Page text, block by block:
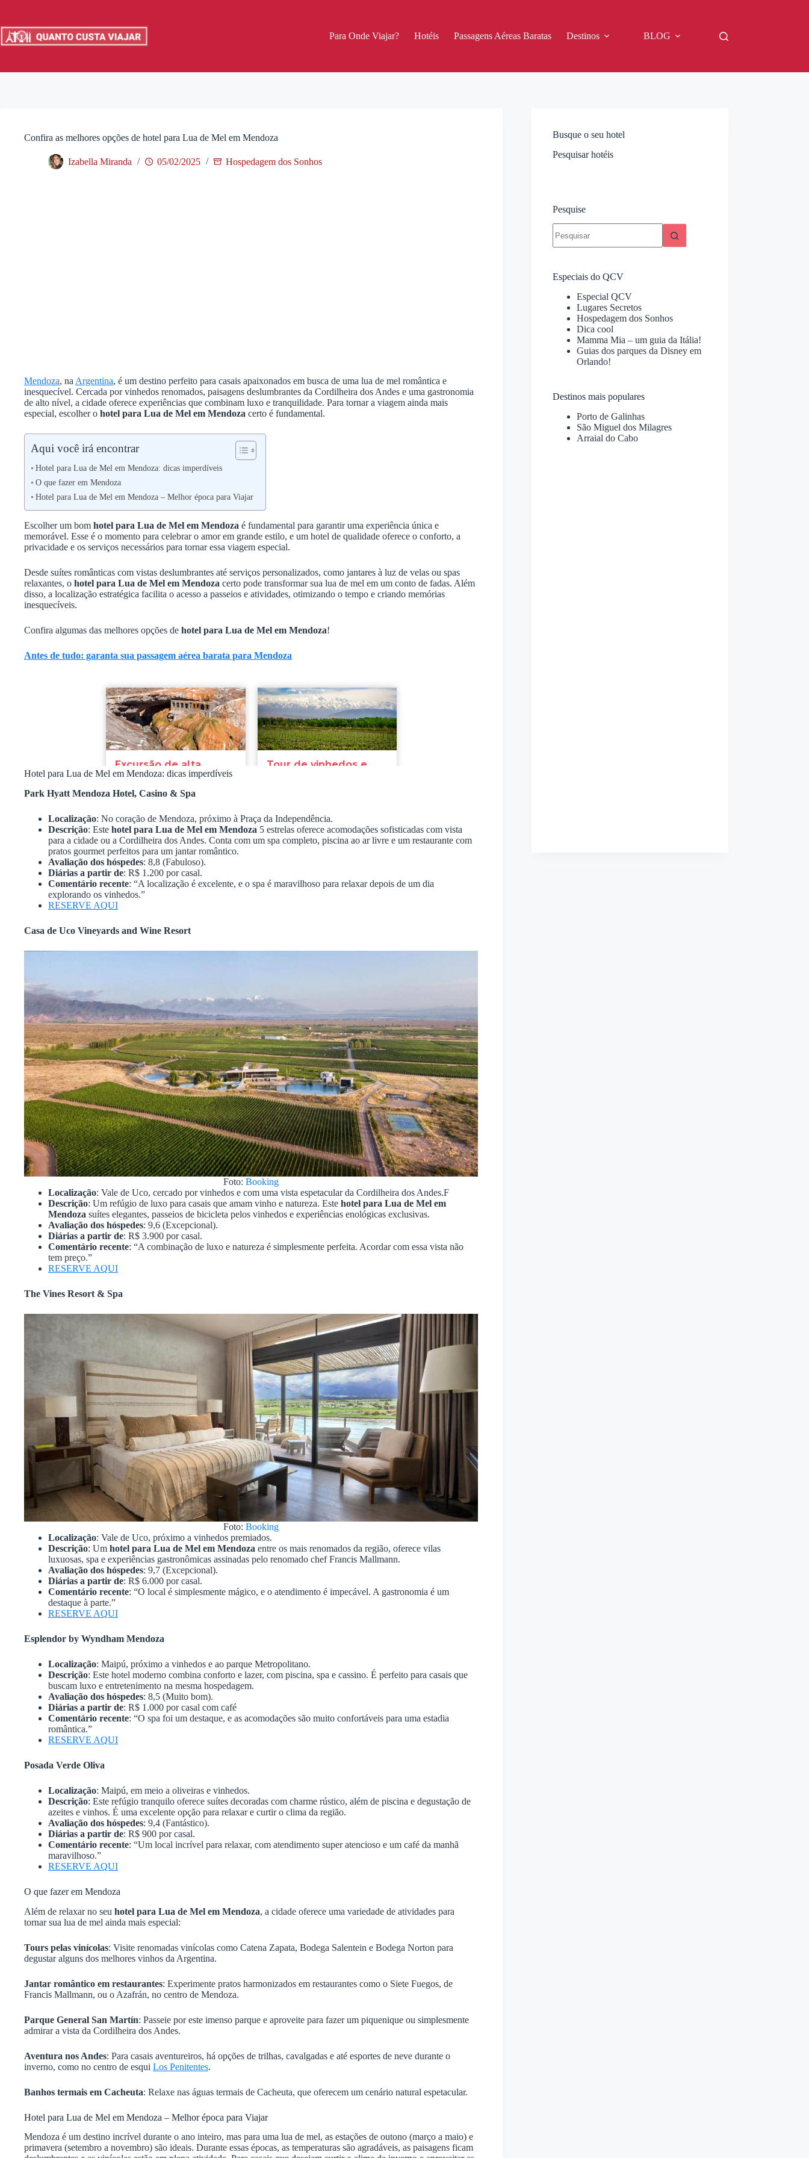
o
conteúdo
Para Onde Viajar? Hotéis Passagens Aéreas Baratas Destinos BLOG
Confira as melhores opções de hotel para Lua de Mel em Mendoza
Izabella Miranda 05/02/2025 Hospedagem dos Sonhos
Mendoza, na Argentina, é um destino perfeito para casais apaixonados em busca de uma lua de mel romântica e
inesquecível. Cercada por vinhedos renomados, paisagens deslumbrantes da Cordilheira dos Andes e uma gastronomia
de alto nível, a cidade oferece experiências que combinam luxo e tranquilidade. Para tornar a viagem ainda mais
especial, escolher o hotel para Lua de Mel em Mendoza certo é fundamental.
Aqui você irá encontrar
Hotel para Lua de Mel em Mendoza: dicas imperdíveis
O que fazer em Mendoza
Hotel para Lua de Mel em Mendoza – Melhor época para Viajar
Escolher um bom hotel para Lua de Mel em Mendoza é fundamental para garantir uma experiência única e
memorável. Esse é o momento para celebrar o amor em grande estilo, e um hotel de qualidade oferece o conforto, a
privacidade e os serviços necessários para tornar essa viagem especial.
Desde suítes românticas com vistas deslumbrantes até serviços personalizados, como jantares à luz de velas ou spas
relaxantes, o hotel para Lua de Mel em Mendoza certo pode transformar sua lua de mel em um conto de fadas. Além
disso, a localização estratégica facilita o acesso a passeios e atividades, otimizando o tempo e criando memórias
inesquecíveis.
Confira algumas das melhores opções de hotel para Lua de Mel em Mendoza!
Antes de tudo: garanta sua passagem aérea barata para Mendoza
Hotel para Lua de Mel em Mendoza: dicas imperdíveis
Park Hyatt Mendoza Hotel, Casino & Spa
Localização: No coração de Mendoza, próximo à Praça da Independência.
Descrição: Este hotel para Lua de Mel em Mendoza 5 estrelas oferece acomodações sofisticadas com vista
para a cidade ou a Cordilheira dos Andes. Conta com um spa completo, piscina ao ar livre e um restaurante com
pratos gourmet perfeitos para um jantar romântico.
Avaliação dos hóspedes: 8,8 (Fabuloso).
Diárias a partir de: R$ 1.200 por casal.
Comentário recente: “A localização é excelente, e o spa é maravilhoso para relaxar depois de um dia
explorando os vinhedos.”
RESERVE AQUI
Casa de Uco Vineyards and Wine Resort
Foto:Booking
Localização: Vale de Uco, cercado por vinhedos e com uma vista espetacular da Cordilheira dos Andes.F
Descrição: Um refúgio de luxo para casais que amam vinho e natureza. Este hotel para Lua de Mel em
Mendoza suítes elegantes, passeios de bicicleta pelos vinhedos e experiências enológicas exclusivas.
Avaliação dos hóspedes: 9,6 (Excepcional).
Diárias a partir de: R$ 3.900 por casal.
Comentário recente: “A combinação de luxo e natureza é simplesmente perfeita. Acordar com essa vista não
tem preço.”
RESERVE AQUI
The Vines Resort & Spa
Foto:Booking
Localização: Vale de Uco, próximo a vinhedos premiados.
Descrição: Um hotel para Lua de Mel em Mendoza entre os mais renomados da região, oferece vilas
luxuosas, spa e experiências gastronômicas assinadas pelo renomado chef Francis Mallmann.
Avaliação dos hóspedes: 9,7 (Excepcional).
Diárias a partir de: R$ 6.000 por casal.
Comentário recente: “O local é simplesmente mágico, e o atendimento é impecável. A gastronomia é um
destaque à parte.”
RESERVE AQUI
Esplendor by Wyndham Mendoza
Localização: Maipú, próximo a vinhedos e ao parque Metropolitano.
Descrição: Este hotel moderno combina conforto e lazer, com piscina, spa e cassino. É perfeito para casais que
buscam luxo e entretenimento na mesma hospedagem.
Avaliação dos hóspedes: 8,5 (Muito bom).
Diárias a partir de: R$ 1.000 por casal com café
Comentário recente: “O spa foi um destaque, e as acomodações são muito confortáveis para uma estadia
romântica.”
RESERVE AQUI
Posada Verde Oliva
Localização: Maipú, em meio a oliveiras e vinhedos.
Descrição: Este refúgio tranquilo oferece suítes decoradas com charme rústico, além de piscina e degustação de
azeites e vinhos. É uma excelente opção para relaxar e curtir o clima da região.
Avaliação dos hóspedes: 9,4 (Fantástico).
Diárias a partir de: R$ 900 por casal.
Comentário recente: “Um local incrível para relaxar, com atendimento super atencioso e um café da manhã
maravilhoso.”
RESERVE AQUI
O que fazer em Mendoza
Além de relaxar no seu hotel para Lua de Mel em Mendoza, a cidade oferece uma variedade de atividades para
tornar sua lua de mel ainda mais especial:
Tours pelas vinícolas: Visite renomadas vinícolas como Catena Zapata, Bodega Salentein e Bodega Norton para
degustar alguns dos melhores vinhos da Argentina.
Jantar romântico em restaurantes: Experimente pratos harmonizados em restaurantes como o Siete Fuegos, de
Francis Mallmann, ou o Azafrán, no centro de Mendoza.
Parque General San Martín: Passeie por este imenso parque e aproveite para fazer um piquenique ou simplesmente
admirar a vista da Cordilheira dos Andes.
Aventura nos Andes: Para casais aventureiros, há opções de trilhas, cavalgadas e até esportes de neve durante o
inverno, como no centro de esqui Los Penitentes.
Banhos termais em Cacheuta: Relaxe nas águas termais de Cacheuta, que oferecem um cenário natural espetacular.
Hotel para Lua de Mel em Mendoza – Melhor época para Viajar
Mendoza é um destino incrível durante o ano inteiro, mas para uma lua de mel, as estações de outono (março a maio) e
primavera (setembro a novembro) são ideais. Durante essas épocas, as temperaturas são agradáveis, as paisagens ficam
Busque o seu hotel
Pesquisar hotéis
Pesquise
resultados
Especiais do QCV
Especial QCV
Lugares Secretos
Hospedagem dos Sonhos
Dica cool
Mamma Mia – um guia da Itália!
Guias dos parques da Disney em
Orlando!
Destinos mais populares
Porto de Galinhas
São Miguel dos Milagres
Arraial do Cabo